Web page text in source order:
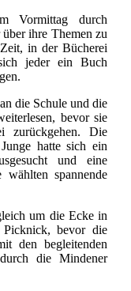
Vormittag durch
ihre Themen zu
in der Bücherei
jeder ein Buch
die Schule und die
bevor sie
zurückgehen. Die
hatte sich ein
und eine
spannende
um die Ecke in
bevor die
den begleitenden
die Mindener